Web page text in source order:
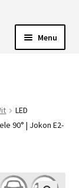
Menu
LED
90° | Jokon E2-